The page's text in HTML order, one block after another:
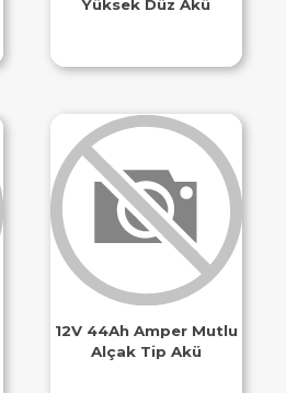
Yüksek Düz Akü
12V 44Ah Amper Mutlu
Alçak Tip Akü